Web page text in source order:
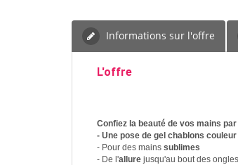
Informations sur l'offre
L'offre
Confiez la beauté de vos mains
- Une pose de gel chablons
- Pour des mains sublimes
- De l'allure jusqu'au bout des ongles